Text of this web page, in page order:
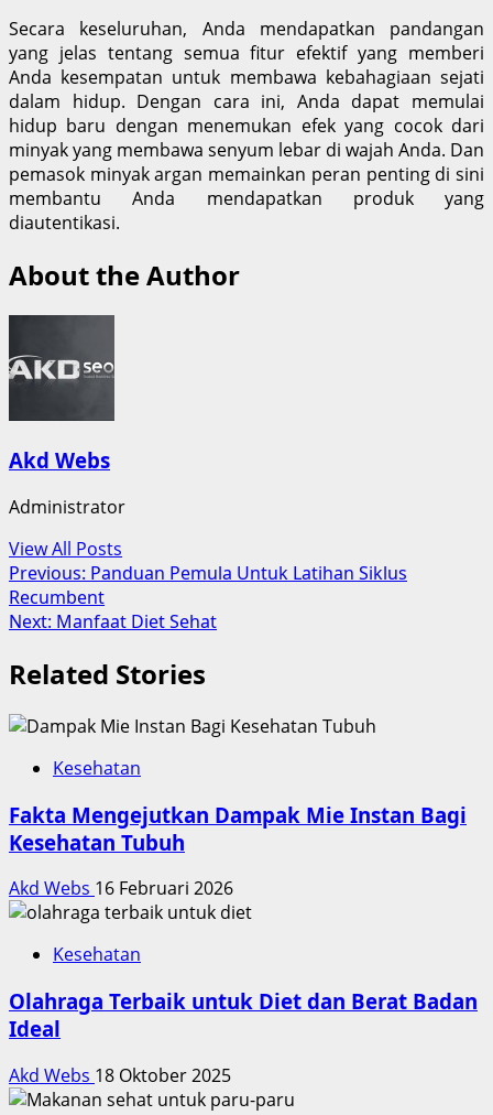
Secara keseluruhan, Anda mendapatkan pandangan
yang jelas tentang semua fitur efektif yang memberi
Anda kesempatan untuk membawa kebahagiaan sejati
dalam hidup. Dengan cara ini, Anda dapat memulai
hidup baru dengan menemukan efek yang cocok dari
minyak yang membawa senyum lebar di wajah Anda. Dan
pemasok minyak argan memainkan peran penting di sini
membantu Anda mendapatkan produk yang
diautentikasi.
About the Author
Akd Webs
Administrator
View All Posts
Post
navigation
Previous: Panduan Pemula Untuk Latihan Siklus
Recumbent
Next: Manfaat Diet Sehat
Related Stories
Kesehatan
Fakta Mengejutkan Dampak Mie Instan Bagi
Kesehatan Tubuh
Akd Webs 16 Februari 2026
Kesehatan
Olahraga Terbaik untuk Diet dan Berat Badan
Ideal
Akd Webs 18 Oktober 2025